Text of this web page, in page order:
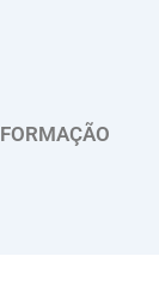
FORMAÇÃO
u